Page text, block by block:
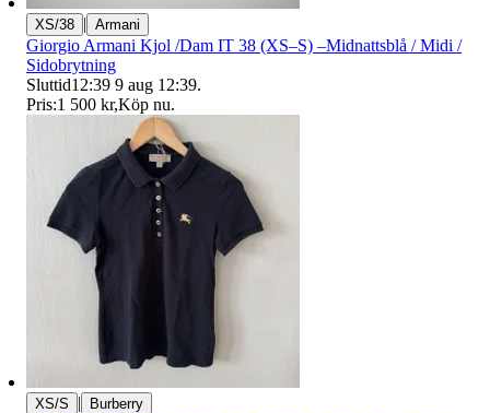
XS/38 | Armani
Giorgio Armani Kjol /Dam IT 38 (XS–S) –Midnattsblå / Midi /
Sidobrytning
Sluttid12:39 9 aug 12:39.
Pris:1 500 kr,Köp nu.
XS/S | Burberry